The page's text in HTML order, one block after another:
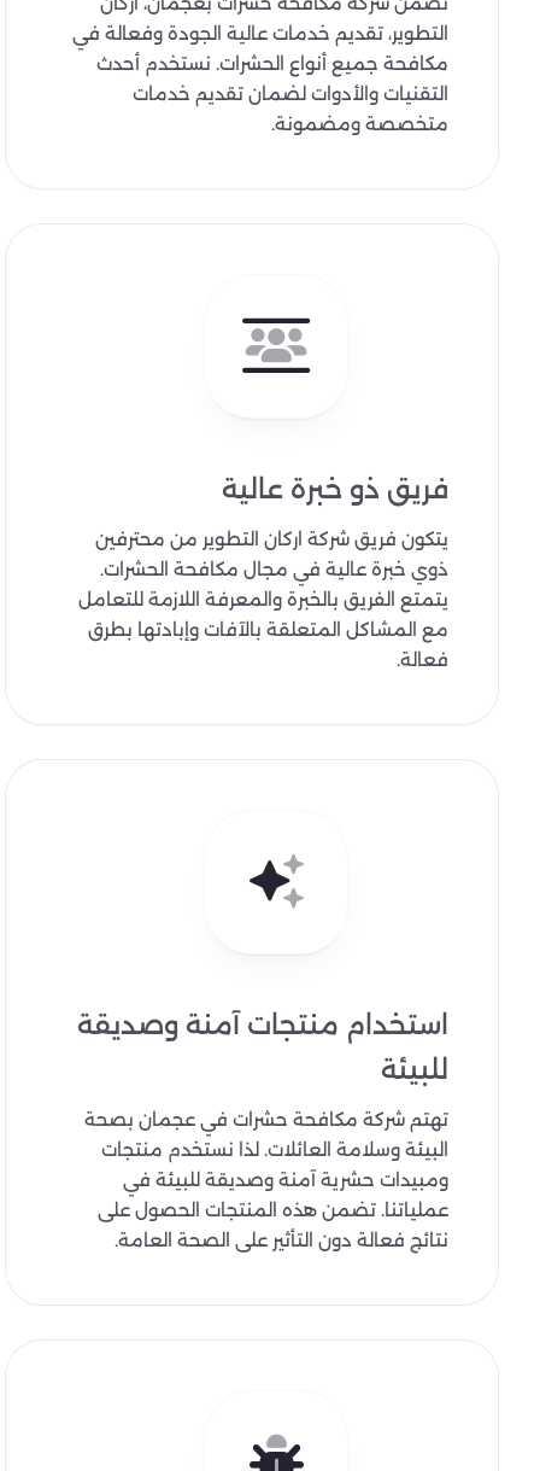
التطوير، تقديم خدمات عالية الجودة وفعالة في
مكافحة جميع أنواع الحشرات. نستخدم أحدث
التقنيات والأدوات لضمان تقديم خدمات
متخصصة ومضمونة.
فريق ذو خبرة عالية
يتكون فريق شركة اركان التطوير من محترفين
ذوي خبرة عالية في مجال مكافحة الحشرات.
يتمتع الفريق بالخبرة والمعرفة اللازمة للتعامل
مع المشاكل المتعلقة بالآفات وإبادتها بطرق
فعالة.
استخدام منتجات آمنة وصديقة
للبيئة
تهتم شركة مكافحة حشرات في عجمان بصحة
البيئة وسلامة العائلات. لذا نستخدم منتجات
ومبيدات حشرية آمنة وصديقة للبيئة في
عملياتنا. تضمن هذه المنتجات الحصول على
نتائج فعالة دون التأثير على الصحة العامة.